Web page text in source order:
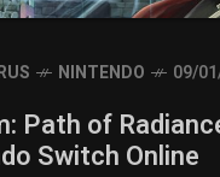
NINTENDO 09/
Path of
Switch Online